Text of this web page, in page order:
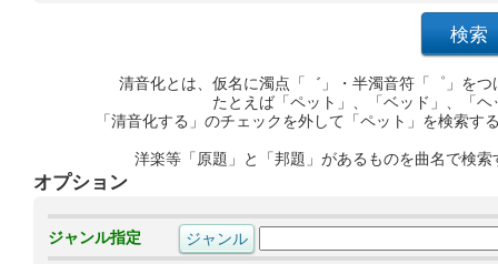
清音化とは、仮名に濁点「゛」・半濁音符「゜」を
たとえば「ペット」、「ベッド」、「
「清音化する」のチェックを外して「ペット」を検索
洋楽等「原題」と「邦題」があるものを曲名で検
オプション
ジャンル指定